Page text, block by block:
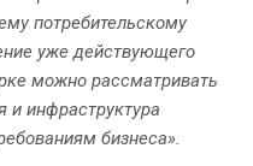
потребительскому
уже действующего
можно рассматривать
и инфраструктура
бизнеса».